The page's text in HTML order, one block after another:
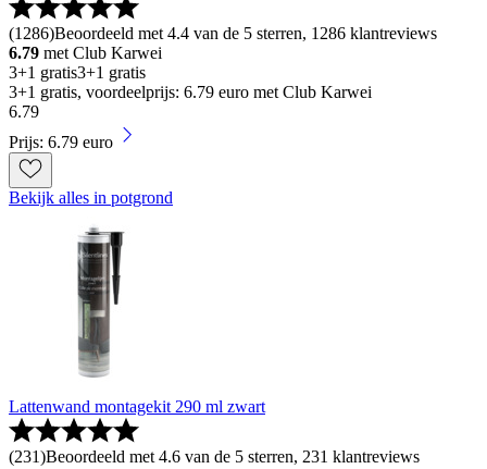
(1286)Beoordeeld met 4.4 van de 5 sterren, 1286 klantreviews
6.79 met Club Karwei
3+1 gratis3+1 gratis
3+1 gratis, voordeelprijs: 6.79 euro met Club Karwei
6.79
Prijs: 6.79 euro
Bekijk alles in potgrond
Lattenwand montagekit 290 ml zwart
(231)Beoordeeld met 4.6 van de 5 sterren, 231 klantreviews